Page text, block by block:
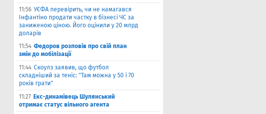
11:56 УЄФА перевірить, чи не намагався
Інфантіно продати частку в бізнесі ЧС за
заниженою ціною. Його оцінили у 20 млрд
доларів
11:54 Федоров розповів про свій план
змін до мобілізації
11:44 Скоулз заявив, що футбол
складніший за теніс: "Там можна у 50 і 70
років грати"
11:27 Екс-динамівець Шулянський
отримає статус вільного агента